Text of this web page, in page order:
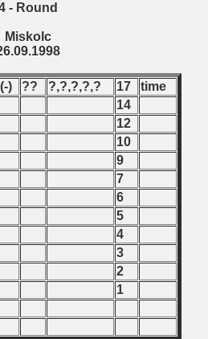
- Round
Miskolc
(-) ?? ?,?,?,?,? 17
time
14
12
10
9
7
6
5
4
3
2
1